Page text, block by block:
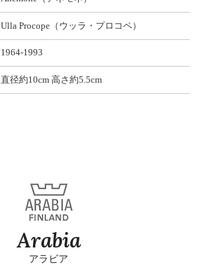
Ulla Procope（ウッラ・プロコペ）
1964-1993
直径約10cm 高さ約5.5cm
Arabia
アラビア